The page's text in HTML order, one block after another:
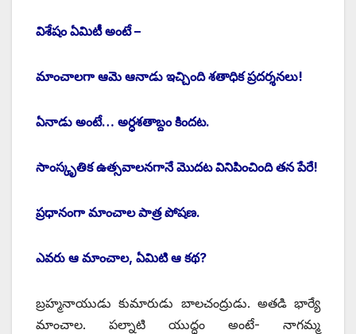
విశేషం ఏమిటీ అంటే –
మాంచాలగా ఆమె ఆనాడు ఇచ్చింది శతాధిక ప్రదర్శనలు!
ఏనాడు అంటే… అర్ధశతాబ్దం కిందట.
సాంస్కృతిక ఉత్సవాలనగానే మొదట వినిపించింది తన పేరే!
ప్రధానంగా మాంచాల పాత్ర పోషణ.
ఎవరు ఆ మాంచాల, ఏమిటి ఆ కథ?
బ్రహ్మనాయుడు కుమారుడు బాలచంద్రుడు. అతడి భార్యే
మాంచాల. పల్నాటి యుద్ధం అంటే- నాగమ్మ